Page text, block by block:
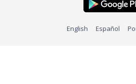
English Español